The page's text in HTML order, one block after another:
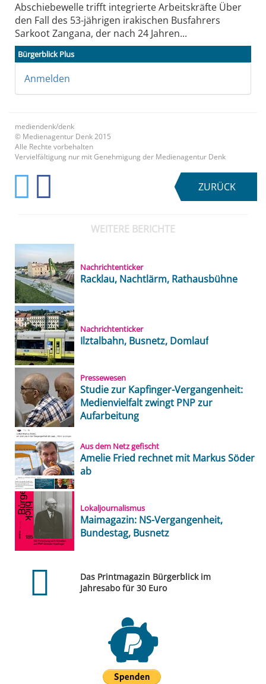
Abschiebewelle trifft integrierte Arbeitskräfte Über
den Fall des 53-jährigen irakischen Busfahrers
Sarkoot Zangana, der nach 24 Jahren...
Bürgerblick Plus
Anmelden
mediendenk/denk
© Medienagentur Denk 2015
Alle Rechte vorbehalten
Vervielfältigung nur mit Genehmigung der Medienagentur Denk
ZURÜCK
WEITERE BERICHTE
Nachrichtenticker
Racklau, Nachtlärm, Rathausbühne
Nachrichtenticker
Ilztalbahn, Busnetz, Domlauf
Pressewesen
Studie zur Kapfinger-Vergangenheit:
Medienvielfalt zwingt PNP zur
Aufarbeitung
Aus dem Netz gefischt
Amelie Fried rechnet mit Markus Söder
ab
Lokaljournalismus
Maimagazin: NS-Vergangenheit,
Bundestag, Busnetz
Das Printmagazin Bürgerblick im
Jahresabo für 30 Euro